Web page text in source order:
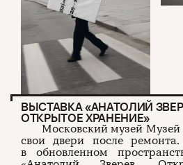
ВЫСТАВКА «АНАТОЛИЙ
ОТКРЫТОЕ ХРАНЕНИЕ»
Московский музей Музей
свои двери после
в обновленном